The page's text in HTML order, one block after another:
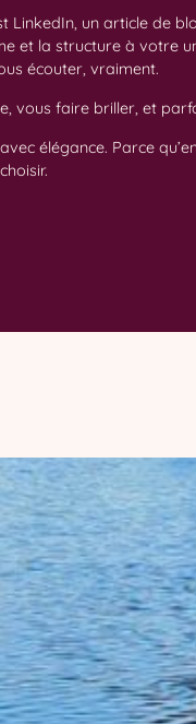
LinkedIn, un article de
et la structure à votre
écouter, vraiment.
vous faire briller, et
élégance. Parce